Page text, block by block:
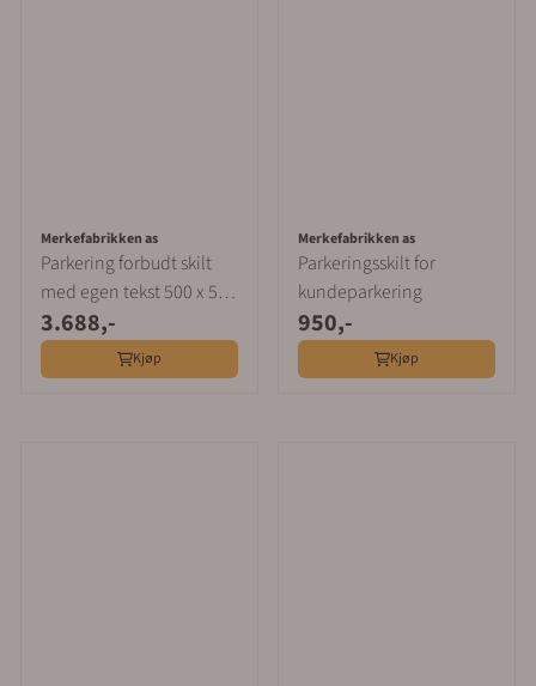
Merkefabrikken as
Parkering forbudt skilt
med egen tekst 500 x 500
mm
3.688,-
Kjøp
Merkefabrikken as
Parkeringsskilt for
kundeparkering
950,-
Kjøp